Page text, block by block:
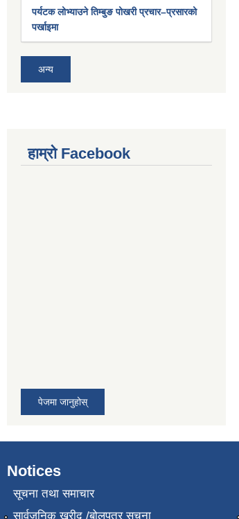
पर्यटक लोभ्याउने तिम्बुङ पोखरी प्रचार–प्रसारको
पर्खाइमा
अन्य
हाम्रो Facebook
पेजमा जानुहोस्
Notices
सूचना तथा समाचार
सार्वजनिक खरीद /बोलपत्र सूचना